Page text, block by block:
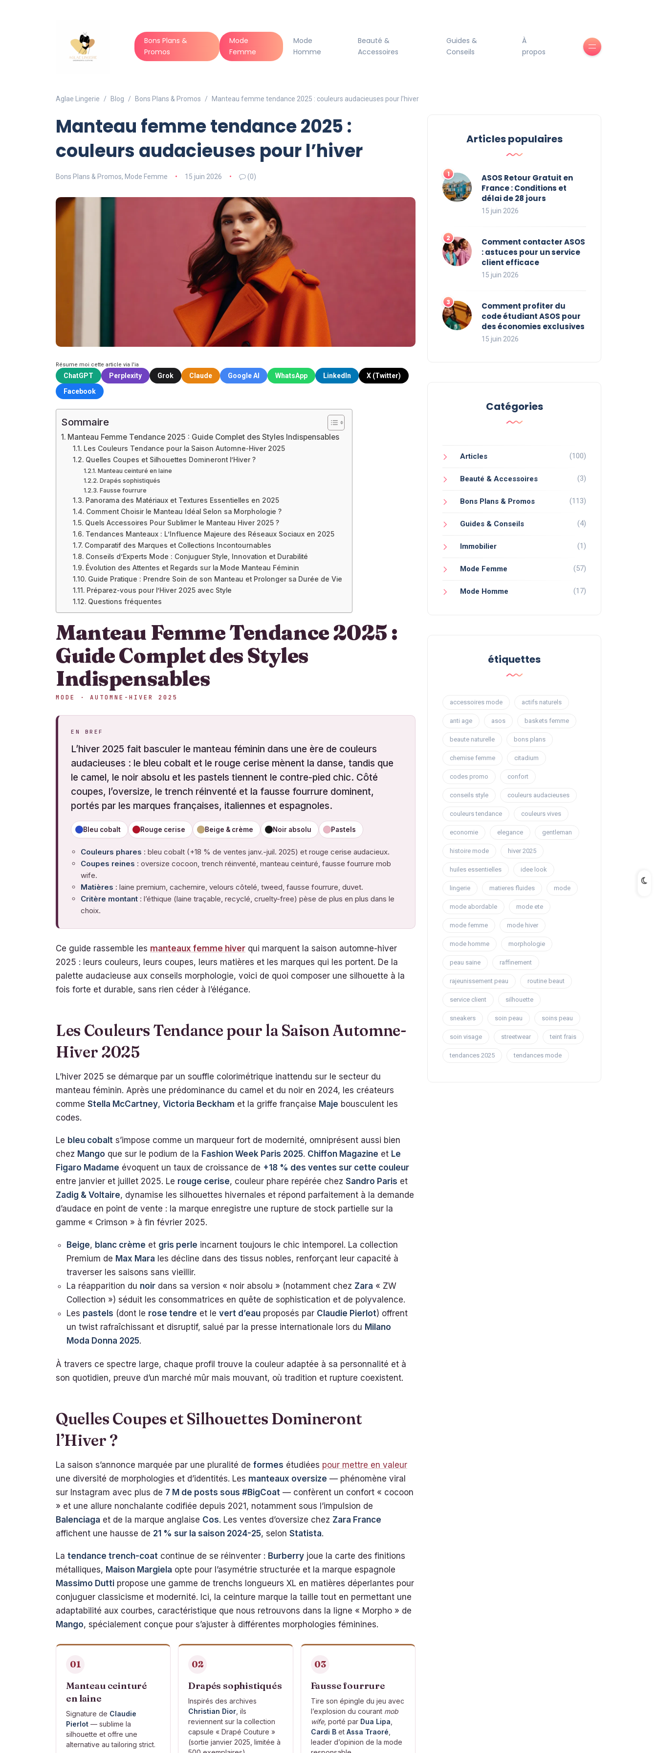
Bons Plans &
Promos
Mode
Femme
Mode
Homme
Beauté &
Accessoires
Guides &
Conseils
À
propos
Aglae Lingerie Blog Bons Plans & Promos Manteau femme tendance 2025 : couleurs audacieuses pour l’hiver
Manteau femme tendance 2025 :
couleurs audacieuses pour l’hiver
Bons Plans & Promos, Mode Femme 15 juin 2026 (0)
Résume moi cette article via l'ia
ChatGPT Perplexity Grok Claude Google AI WhatsApp LinkedIn
X (Twitter)
Facebook
Sommaire
Manteau Femme Tendance 2025 : Guide Complet des Styles Indispensables
Les Couleurs Tendance pour la Saison Automne-Hiver 2025
Quelles Coupes et Silhouettes Domineront l’Hiver ?
Manteau ceinturé en laine
Drapés sophistiqués
Fausse fourrure
Panorama des Matériaux et Textures Essentielles en 2025
Comment Choisir le Manteau Idéal Selon sa Morphologie ?
Quels Accessoires Pour Sublimer le Manteau Hiver 2025 ?
Tendances Manteaux : L’Influence Majeure des Réseaux Sociaux en 2025
Comparatif des Marques et Collections Incontournables
Conseils d’Experts Mode : Conjuguer Style, Innovation et Durabilité
Évolution des Attentes et Regards sur la Mode Manteau Féminin
Guide Pratique : Prendre Soin de son Manteau et Prolonger sa Durée de Vie
Préparez-vous pour l’Hiver 2025 avec Style
Questions fréquentes
Manteau Femme Tendance 2025 :
Guide Complet des Styles
Indispensables
MODE · AUTOMNE-HIVER 2025
EN BREF
L’hiver 2025 fait basculer le manteau féminin dans une ère de couleurs
audacieuses : le bleu cobalt et le rouge cerise mènent la danse, tandis que
le camel, le noir absolu et les pastels tiennent le contre-pied chic. Côté
coupes, l’oversize, le trench réinventé et la fausse fourrure dominent,
portés par les marques françaises, italiennes et espagnoles.
Bleu cobalt Rouge cerise Beige & crème Noir absolu Pastels
Couleurs phares : bleu cobalt (+18 % de ventes janv.-juil. 2025) et rouge cerise audacieux.
Coupes reines : oversize cocoon, trench réinventé, manteau ceinturé, fausse fourrure mob
wife.
Matières : laine premium, cachemire, velours côtelé, tweed, fausse fourrure, duvet.
Critère montant : l’éthique (laine traçable, recyclé, cruelty-free) pèse de plus en plus dans le
choix.
Ce guide rassemble les manteaux femme hiver qui marquent la saison automne-hiver
2025 : leurs couleurs, leurs coupes, leurs matières et les marques qui les portent. De la
palette audacieuse aux conseils morphologie, voici de quoi composer une silhouette à la
fois forte et durable, sans rien céder à l’élégance.
Les Couleurs Tendance pour la Saison Automne-
Hiver 2025
L’hiver 2025 se démarque par un souffle colorimétrique inattendu sur le secteur du
manteau féminin. Après une prédominance du camel et du noir en 2024, les créateurs
comme Stella McCartney, Victoria Beckham et la griffe française Maje bousculent les
codes.
Le bleu cobalt s’impose comme un marqueur fort de modernité, omniprésent aussi bien
chez Mango que sur le podium de la Fashion Week Paris 2025. Chiffon Magazine et Le
Figaro Madame évoquent un taux de croissance de +18 % des ventes sur cette couleur
entre janvier et juillet 2025. Le rouge cerise, couleur phare repérée chez Sandro Paris et
Zadig & Voltaire, dynamise les silhouettes hivernales et répond parfaitement à la demande
d’audace en point de vente : la marque enregistre une rupture de stock partielle sur la
gamme « Crimson » à fin février 2025.
Beige, blanc crème et gris perle incarnent toujours le chic intemporel. La collection
Premium de Max Mara les décline dans des tissus nobles, renforçant leur capacité à
traverser les saisons sans vieillir.
La réapparition du noir dans sa version « noir absolu » (notamment chez Zara « ZW
Collection ») séduit les consommatrices en quête de sophistication et de polyvalence.
Les pastels (dont le rose tendre et le vert d’eau proposés par Claudie Pierlot) offrent
un twist rafraîchissant et disruptif, salué par la presse internationale lors du Milano
Moda Donna 2025.
À travers ce spectre large, chaque profil trouve la couleur adaptée à sa personnalité et à
son quotidien, preuve d’un marché mûr mais mouvant, où tradition et rupture coexistent.
Quelles Coupes et Silhouettes Domineront
l’Hiver ?
La saison s’annonce marquée par une pluralité de formes étudiées pour mettre en valeur
une diversité de morphologies et d’identités. Les manteaux oversize — phénomène viral
sur Instagram avec plus de 7 M de posts sous #BigCoat — confèrent un confort « cocoon
» et une allure nonchalante codifiée depuis 2021, notamment sous l’impulsion de
Balenciaga et de la marque anglaise Cos. Les ventes d’oversize chez Zara France
affichent une hausse de 21 % sur la saison 2024-25, selon Statista.
La tendance trench-coat continue de se réinventer : Burberry joue la carte des finitions
métalliques, Maison Margiela opte pour l’asymétrie structurée et la marque espagnole
Massimo Dutti propose une gamme de trenchs longueurs XL en matières déperlantes pour
conjuguer classicisme et modernité. Ici, la ceinture marque la taille tout en permettant une
adaptabilité aux courbes, caractéristique que nous retrouvons dans la ligne « Morpho » de
Mango, spécialement conçue pour s’ajuster à différentes morphologies féminines.
01
Manteau ceinturé
en laine
Signature de Claudie
Pierlot — sublime la
silhouette et offre une
alternative au tailoring strict.
02
Drapés sophistiqués
Inspirés des archives
Christian Dior , ils
reviennent sur la collection
capsule « Drapé Couture »
(sortie janvier 2025, limitée à
03
Fausse fourrure
Tire son épingle du jeu avec
l’explosion du courant mob
wife, porté par Dua Lipa
Cardi Bet Assa Traoré
leader d’opinion de la mode
Articles populaires
ASOS Retour Gratuit en
France : Conditions et
délai de 28 jours
15 juin 2026
Comment contacter ASOS
: astuces pour un service
client efficace
15 juin 2026
Comment profiter du
code étudiant ASOS pour
des économies exclusives
15 juin 2026
Catégories
Articles (100)
Beauté & Accessoires (3)
Bons Plans & Promos (113)
Guides & Conseils (4)
Immobilier (1)
Mode Femme (57)
Mode Homme (17)
étiquettes
accessoires mode actifs naturels
anti age asos baskets femme
beaute naturelle bons plans
chemise femme citadium
codes promo confort
conseils style couleurs audacieuses
couleurs tendance couleurs vives
economie elegance gentleman
histoire mode hiver 2025
huiles essentielles idee look
lingerie matieres fluides mode
mode abordable mode ete
mode femme mode hiver
mode homme morphologie
peau saine raffinement
rajeunissement peau routine beaut
service client silhouette
sneakers soin peau soins peau
soin visage streetwear teint frais
tendances 2025 tendances mode